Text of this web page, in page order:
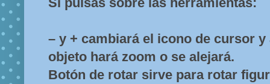
– y + cambiará el icono de cursor
objeto hará zoom o se alejará.
Botón de rotar sirve para rotar